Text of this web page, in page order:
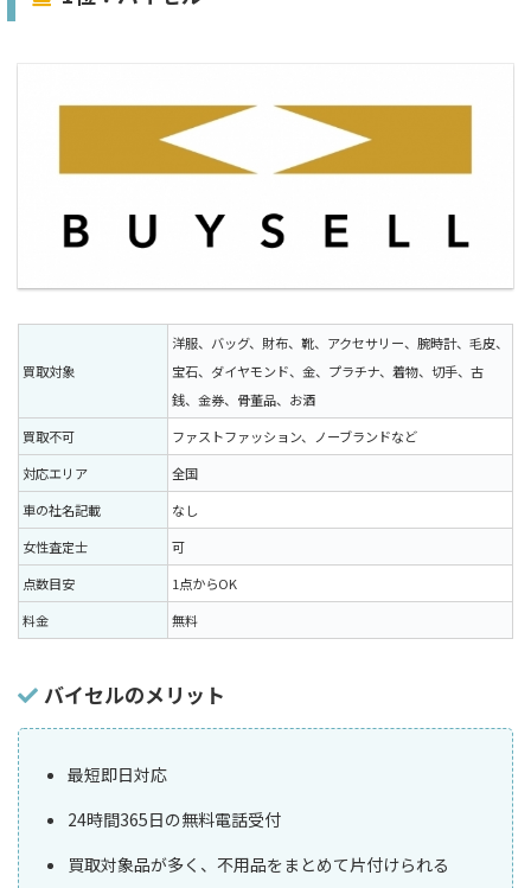
買取対象
洋服、バッグ、財布、靴、アクセサリー、腕時計、毛皮、
宝石、ダイヤモンド、金、プラチナ、着物、切手、古
銭、金券、骨董品、お酒
買取不可
ファストファッション、ノーブランドなど
対応エリア
全国
車の社名記載
なし
女性査定士
可
点数目安
1点からOK
料金
無料
バイセルのメリット
最短即日対応
24時間365日の無料電話受付
買取対象品が多く、不用品をまとめて片付けられる